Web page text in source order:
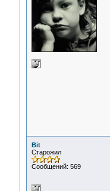
Bit
Старожил
Сообщений: 569